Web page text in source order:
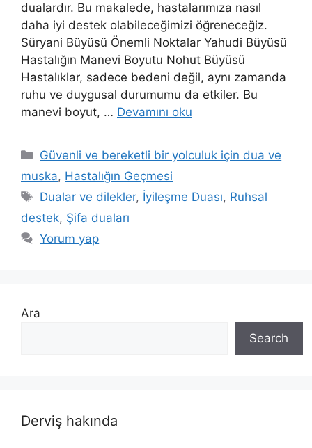
dualardır. Bu makalede, hastalarımıza nasıl
daha iyi destek olabileceğimizi öğreneceğiz.
Süryani Büyüsü Önemli Noktalar Yahudi Büyüsü
Hastalığın Manevi Boyutu Nohut Büyüsü
Hastalıklar, sadece bedeni değil, aynı zamanda
ruhu ve duygusal durumumu da etkiler. Bu
manevi boyut, … Devamını oku
Güvenli ve bereketli bir yolculuk için dua ve
muska, Hastalığın Geçmesi
Dualar ve dilekler, İyileşme Duası, Ruhsal
destek, Şifa duaları
Yorum yap
Ara
Search
Derviş hakında